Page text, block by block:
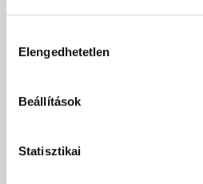
kiválasztása
Elengedhetetlen
Beállítások
Statisztikai
Eladó Kivett tanya és szántó!
RÉSZLETEK